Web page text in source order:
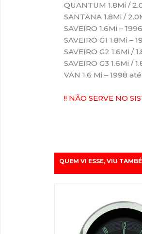
QUANTUM 1.8Mi /
SANTANA 1.8Mi /
SAVEIRO 1.6Mi –
SAVEIRO G1 1.8Mi –
SAVEIRO G2 1.6Mi /
SAVEIRO G3 1.6Mi /
VAN 1.6 Mi – 1998
!! NÃO SERVE NO
QUEM VI ESSE, VIU